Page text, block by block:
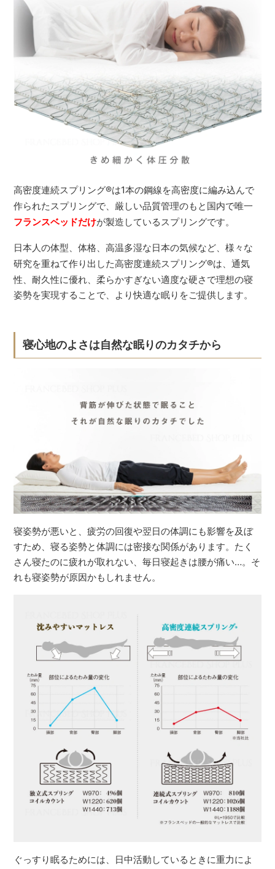
高密度連続スプリング®は1本の鋼線を高密度に編み込んで
作られたスプリングで、厳しい品質管理のもと国内で唯一
フランスベッドだけが製造しているスプリングです。
日本人の体型、体格、高温多湿な日本の気候など、様々な
研究を重ねて作り出した高密度連続スプリング®は、通気
性、耐久性に優れ、柔らかすぎない適度な硬さで理想の寝
姿勢を実現することで、より快適な眠りをご提供します。
寝心地のよさは自然な眠りのカタチから
寝姿勢が悪いと、疲労の回復や翌日の体調にも影響を及ぼ
すため、寝る姿勢と体調には密接な関係があります。たく
さん寝たのに疲れが取れない、毎日寝起きは腰が痛い…。そ
れも寝姿勢が原因かもしれません。
ぐっすり眠るためには、日中活動しているときに重力によ